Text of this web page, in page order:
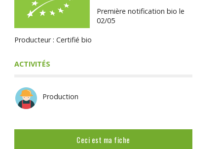
Première notification bio le
02/05
Producteur : Certifié bio
ACTIVITÉS
Production
Ceci est ma fiche